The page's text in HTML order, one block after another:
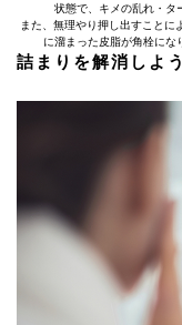
状態で、キメの乱れ・タ
また、無理やり押し出すこと
に溜まった皮脂が角栓にな
詰まりを解消しよ